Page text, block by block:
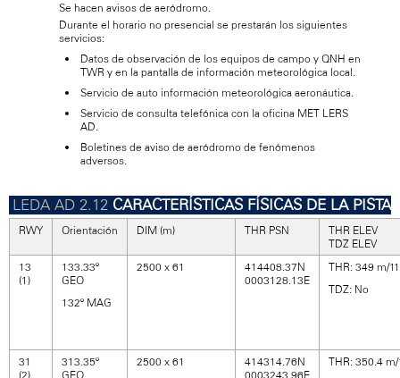
Se hacen avisos de aeródromo.
Durante el horario no presencial se prestarán los siguientes
servicios:
Datos de observación de los equipos de campo y QNH en
TWR y en la pantalla de información meteorológica local.
Servicio de auto información meteorológica aeronáutica.
Servicio de consulta telefónica con la oficina MET LERS
AD.
Boletines de aviso de aeródromo de fenómenos
adversos.
CARACTERÍSTICAS FÍSICAS DE LA PISTA
RWY Orientación DIM (m) THR PSN
THR ELEV
TDZ ELEV
13
(1)
133.33º
GEO
132º MAG
2500 x 61
414408.37N
0003128.13E
THR: 349 m/
TDZ: No
31
(2)
313.35º
GEO
2500 x 61
414314.76N
0003243.96E
THR: 350.4